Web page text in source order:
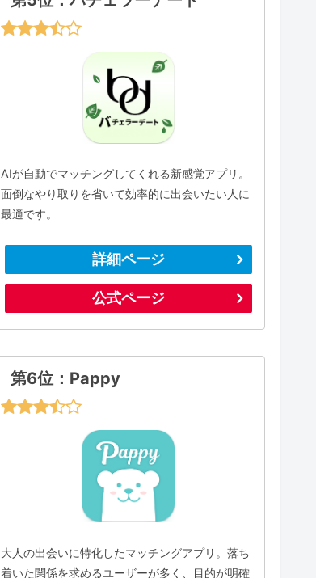
AIが自動でマッチングしてくれる新感覚アプリ。
面倒なやり取りを省いて効率的に出会いたい人に
最適です。
詳細ページ
公式ページ
第6位：Pappy
大人の出会いに特化したマッチングアプリ。落ち
着いた関係を求めるユーザーが多く、目的が明確